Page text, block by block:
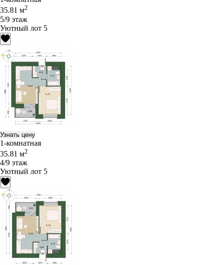
35.81 м2
5/9 этаж
Уютный лот 5
Узнать цену
1-комнатная
35.81 м2
4/9 этаж
Уютный лот 5